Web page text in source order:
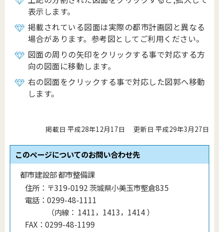
表示します。
掲載されている図面は実際の都市計画図と異なる
場合があります。参考図としてご利用ください。
図面の周りの矢印をクリックする事で対応する方
向の図面に移動します。
右の図面をクリックする事で対応した図郭へ移動
します。
掲載日 平成28年12月17日 更新日 平成29年3月27日
このページについてのお問い合わせ先
都市建設部 都市整備課
住所： 〒319-0192 茨城県小美玉市堅倉835
電話： 0299-48-1111
（内線 ： 1411，1413，1414）
FAX： 0299-48-1199